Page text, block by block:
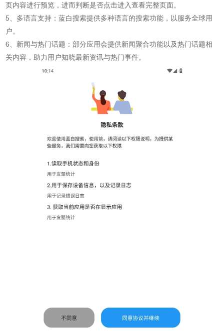
页内容进行预览，进而判断是否点击进入查看完整页面。
5、多语言支持：蓝白搜索提供多种语言的搜索功能，以服务全球用
户。
6、新闻与热门话题：部分应用会提供新闻聚合功能以及热门话题相
关内容，助力用户知晓最新资讯与热门事件。